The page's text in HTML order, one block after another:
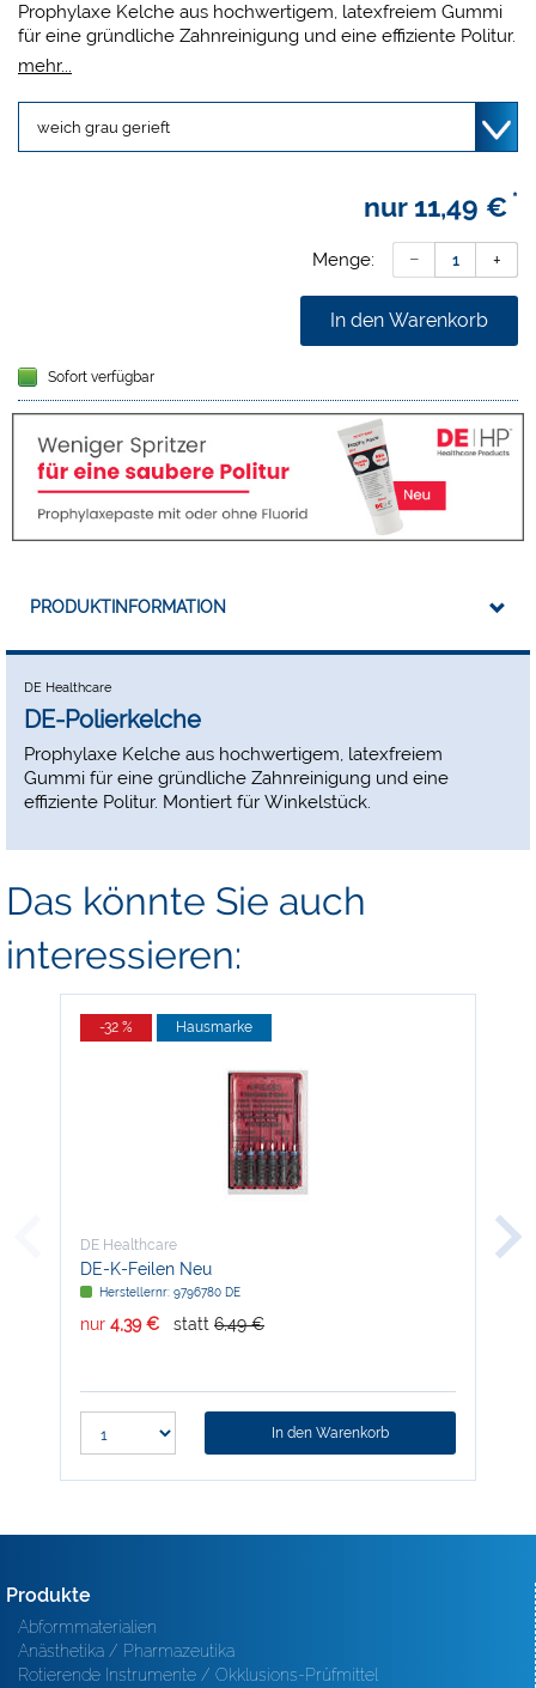
Prophylaxe Kelche aus hochwertigem, latexfreiem Gummi
für eine gründliche Zahnreinigung und eine effiziente Politur.
Montiert für Winkelstück.
mehr...
nur 11,49 € *
Menge:
In den Warenkorb
Sofort verfügbar
PRODUKTINFORMATION
DE Healthcare
DE-Polierkelche
Prophylaxe Kelche aus hochwertigem, latexfreiem
Gummi für eine gründliche Zahnreinigung und eine
effiziente Politur. Montiert für Winkelstück.
Das könnte Sie auch
interessieren:
-32 % Hausmarke
DE Healthcare
DE-K-Feilen Neu
Herstellernr: 9796780 DE
nur 4,39 € statt 6,49 €
In den Warenkorb
DE
Produkte
Abformmaterialien
Anästhetika / Pharmazeutika
Rotierende Instrumente / Okklusions-Prüfmittel